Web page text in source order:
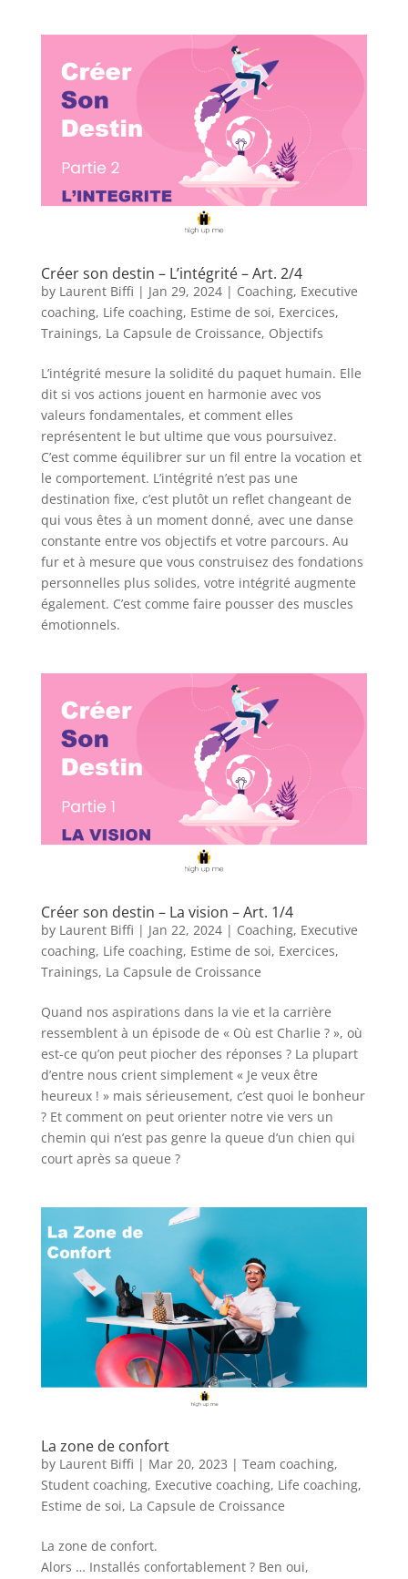
Créer son destin – L’intégrité – Art. 2/4
by Laurent Biffi | Jan 29, 2024| Coaching, Executive
coaching, Life coaching, Estime de soi, Exercices,
Trainings, La Capsule de Croissance, Objectifs
L’intégrité mesure la solidité du paquet humain. Elle
dit si vos actions jouent en harmonie avec vos
valeurs fondamentales, et comment elles
représentent le but ultime que vous poursuivez.
C’est comme équilibrer sur un fil entre la vocation et
le comportement. L’intégrité n’est pas une
destination fixe, c’est plutôt un reflet changeant de
qui vous êtes à un moment donné, avec une danse
constante entre vos objectifs et votre parcours. Au
fur et à mesure que vous construisez des fondations
personnelles plus solides, votre intégrité augmente
également. C’est comme faire pousser des muscles
émotionnels.
Créer son destin – La vision – Art. 1/4
by Laurent Biffi | Jan 22, 2024| Coaching, Executive
coaching, Life coaching, Estime de soi, Exercices,
Trainings, La Capsule de Croissance
Quand nos aspirations dans la vie et la carrière
ressemblent à un épisode de « Où est Charlie ? », où
est-ce qu’on peut piocher des réponses ? La plupart
d’entre nous crient simplement « Je veux être
heureux ! » mais sérieusement, c’est quoi le bonheur
? Et comment on peut orienter notre vie vers un
chemin qui n’est pas genre la queue d’un chien qui
court après sa queue ?
La zone de confort
by Laurent Biffi | Mar 20, 2023 | Team coaching,
Student coaching, Executive coaching, Life coaching,
Estime de soi, La Capsule de Croissance
La zone de confort.
Alors … Installés confortablement ? Ben oui,